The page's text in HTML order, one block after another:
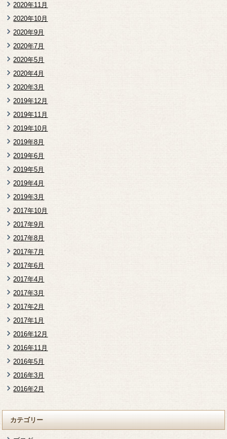
2020年11月
2020年10月
2020年9月
2020年7月
2020年5月
2020年4月
2020年3月
2019年12月
2019年11月
2019年10月
2019年8月
2019年6月
2019年5月
2019年4月
2019年3月
2017年10月
2017年9月
2017年8月
2017年7月
2017年6月
2017年4月
2017年3月
2017年2月
2017年1月
2016年12月
2016年11月
2016年5月
2016年3月
2016年2月
カテゴリー